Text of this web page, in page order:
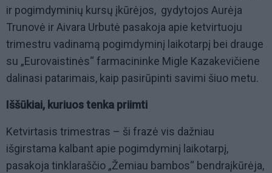
ir pogimdyminių kursų įkūrėjos, gydytojos Aurėja
Trunovė ir Aivara Urbutė pasakoja apie ketvirtuoju
trimestru vadinamą pogimdyminį laikotarpį bei drauge
su „Eurovaistinės“ farmacininke Migle Kazakevičiene
dalinasi patarimais, kaip pasirūpinti savimi šiuo metu.
Iššūkiai, kuriuos tenka priimti
Ketvirtasis trimestras – ši frazė vis dažniau
išgirstama kalbant apie pogimdyminį laikotarpį,
pasakoja tinklaraščio „Žemiau bambos“ bendraįkūrėja,